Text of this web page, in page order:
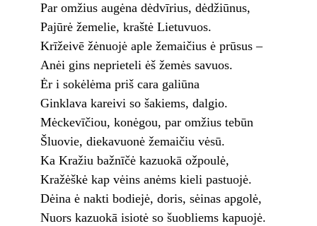
Par omžius augėna dėdvīrius, dėdžiūnus,
Pajūrė žemelie, kraštė Lietuvuos.
Krīžeivē žėnuojė aple žemaičius ė prūsus –
Anėi gins neprieteli ėš žemės savuos.
Ėr i sokėlėma priš cara galiūna
Ginklava kareivi so šakiems, dalgio.
Mėckevīčiou, konėgou, par omžius tebūn
Šluovie, diekavuonė žemaičiu vėsū.
Ka Kražiu bažnīčė kazuokā ožpoulė,
Kražėškė kap vėins anėms kieli pastuojė.
Dėina ė nakti bodiejė, doris, sėinas apgolė,
Nuors kazuokā isiotė so šuobliems kapuojė.